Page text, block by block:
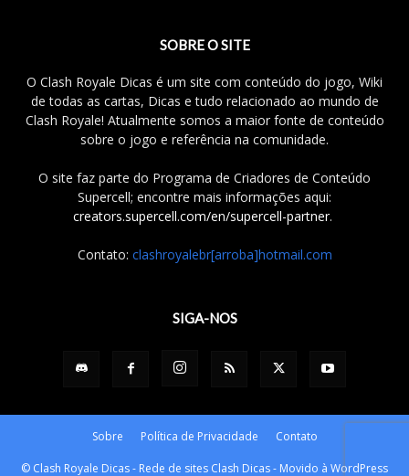
SOBRE O SITE
O Clash Royale Dicas é um site com conteúdo do jogo, Wiki
de todas as cartas, Dicas e tudo relacionado ao mundo de
Clash Royale! Atualmente somos a maior fonte de conteúdo
sobre o jogo e referência na comunidade.
O site faz parte do Programa de Criadores de Conteúdo
Supercell; encontre mais informações aqui:
creators.supercell.com/en/supercell-partner.
Contato: clashroyalebr[arroba]hotmail.com
SIGA-NOS
Sobre Política de Privacidade Contato
© Clash Royale Dicas - Rede de sites Clash Dicas - Movido à WordPress